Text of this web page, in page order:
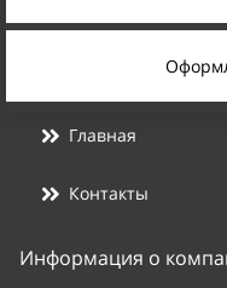
Главная
Контакты
Информация о